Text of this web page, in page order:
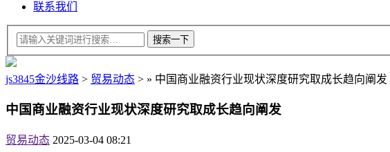
联系我们
js3845金沙线路 > 贸易动态 > » 中国商业融资行业现状深度研究取成长趋向阐发
中国商业融资行业现状深度研究取成长趋向阐发
贸易动态 2025-03-04 08:21